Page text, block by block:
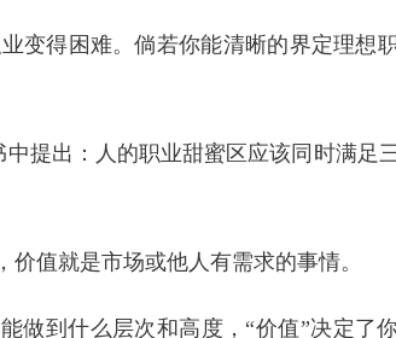
变得困难。倘若你能清晰的界定理想
提出：人的职业甜蜜区应该同时满足
值就是市场或他人有需求的事情。
做到什么层次和高度，“价值”决定了